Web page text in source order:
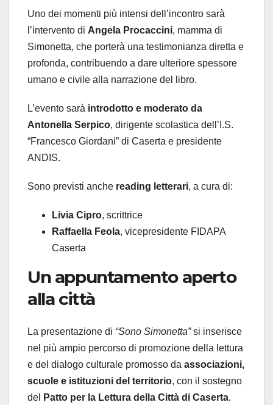
Uno dei momenti più intensi dell’incontro sarà
l’intervento di Angela Procaccini, mamma di
Simonetta, che porterà una testimonianza diretta e
profonda, contribuendo a dare ulteriore spessore
umano e civile alla narrazione del libro.
L’evento sarà introdotto e moderato da
Antonella Serpico, dirigente scolastica dell’I.S.
“Francesco Giordani” di Caserta e presidente
ANDIS.
Sono previsti anche reading letterari, a cura di:
Livia Cipro, scrittrice
Raffaella Feola, vicepresidente FIDAPA
Caserta
Un appuntamento aperto
alla città
La presentazione di “Sono Simonetta”si inserisce
nel più ampio percorso di promozione della lettura
e del dialogo culturale promosso da associazioni,
scuole e istituzioni del territorio, con il sostegno
del
Patto per la Lettura della Città di Caserta.